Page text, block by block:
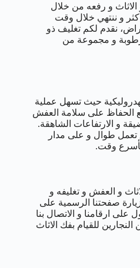
و رفعه من خلال
و ننتهي خلال وقت
نقدم لكم تغليف ذو
و مجموعة من
حيث تسهل عملية
على سلامة العفش
و الارتفاعات الشاهقة.
طوال و على مدار
بأسرع وقت.
و العفش و تغليفه و
صفحتنا الرسمية على
ارقامنا و الاتصال بنا
للقيام بفك الاثاث